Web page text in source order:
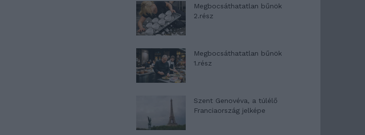
Megbocsáthatatlan bűnök
2.rész
Megbocsáthatatlan bűnök
1.rész
Szent Genovéva, a túlélő
Franciaország jelképe